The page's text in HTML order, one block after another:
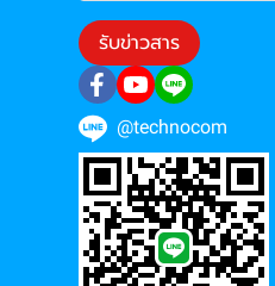
รับข่าวสาร
@technocom